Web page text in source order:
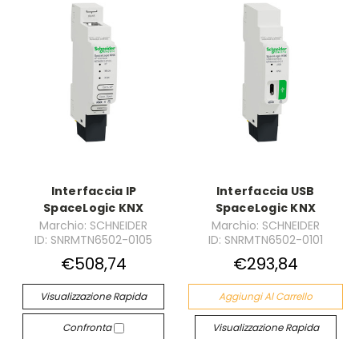
Interfaccia IP
SpaceLogic KNX
Marchio: SCHNEIDER
ID: SNRMTN6502-0105
€508,74
Visualizzazione Rapida
Confronta
Interfaccia USB
SpaceLogic KNX
Marchio: SCHNEIDER
ID: SNRMTN6502-0101
€293,84
Aggiungi Al Carrello
Visualizzazione Rapida